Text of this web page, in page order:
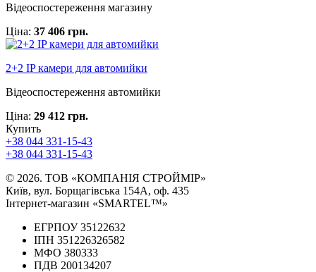
Відеоспостереження магазину
Ціна: 37 406 грн.
2+2 IP камери для автомийки
Відеоспостереження автомийки
Ціна: 29 412 грн.
Купить
+38 044 331-15-43
+38 044 331-15-43
© 2026. ТОВ «КОМПАНІЯ СТРОЙМІР»
Київ, вул. Борщагівська 154А, оф. 435
Інтернет-магазин «SMARTEL™»
ЕГРПОУ 35122632
ІПН 351226326582
МФО 380333
ПДВ 200134207